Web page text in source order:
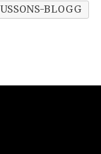
BLOGG